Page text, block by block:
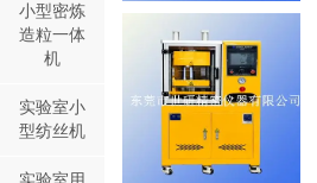
小型密炼
造粒一体
机
实验室小
型纺丝机